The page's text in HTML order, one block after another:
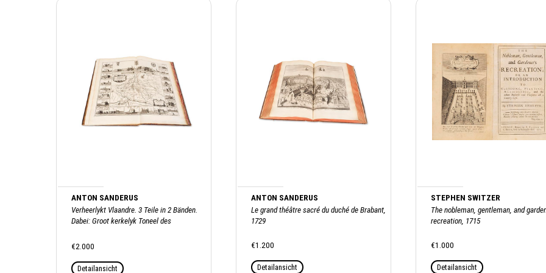
ANTON SANDERUS
Verheerlykt Vlaandre. 3 Teile in 2 Bänden.
Dabei: Groot kerkelyk Toneel des
€2.000
Detailansicht
ANTON SANDERUS
Le grand théâtre sacré du duché de Brabant,
1729
€1.200
Detailansicht
STEPHEN SWITZER
The nobleman, gentleman, and
recreation, 1715
€1.000
Detailansicht